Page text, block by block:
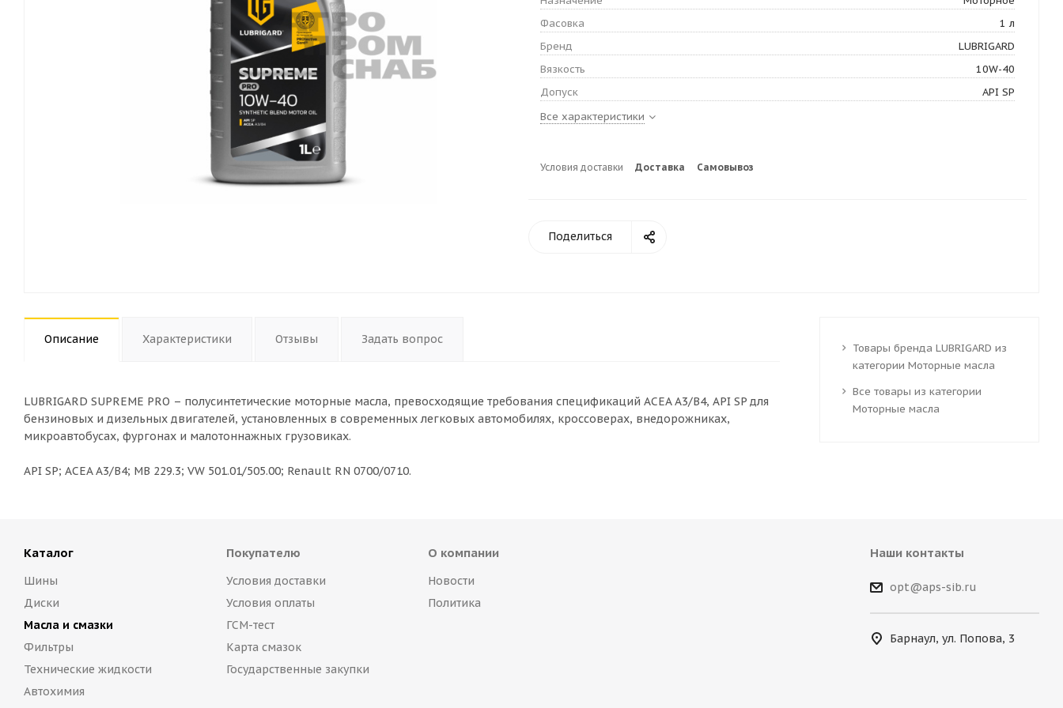
Фасовка
1 л
Бренд
LUBRIGARD
Вязкость
10W-40
Допуск
API SP
Все характеристики
Условия доставки Доставка Самовывоз
Поделиться
Описание Характеристики Отзывы Задать вопрос
LUBRIGARD SUPREME PRO – полусинтетические моторные масла, превосходящие требования спецификаций ACEA A3/B4, API SP для
бензиновых и дизельных двигателей, установленных в современных легковых автомобилях, кроссоверах, внедорожниках,
микроавтобусах, фургонах и малотоннажных грузовиках.
API SP; ACEA A3/B4; MB 229.3; VW 501.01/505.00; Renault RN 0700/0710.
Товары бренда LUBRIGARD из
категории Моторные масла
Все товары из категории
Моторные масла
Каталог
Шины
Диски
Масла и смазки
Фильтры
Технические жидкости
Автохимия
Покупателю
Условия доставки
Условия оплаты
ГСМ-тест
Карта смазок
Государственные закупки
О компании
Новости
Политика
Наши контакты
opt@aps-sib.ru
Барнаул, ул. Попова, 3